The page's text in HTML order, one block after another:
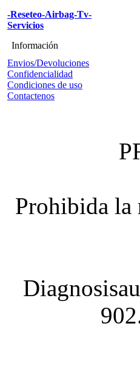
-Reseteo-Airbag-Tv-
Servicios
Información
Envios/Devoluciones
Confidencialidad
Condiciones de uso
Contactenos
Prohibida la